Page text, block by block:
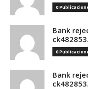
0
Bank
0
Bank